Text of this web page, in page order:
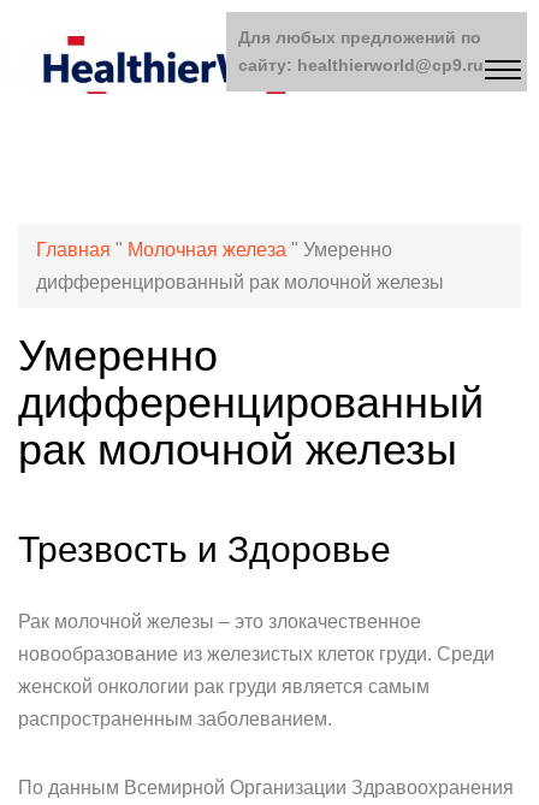
Главная " Молочная железа " Умеренно
дифференцированный рак молочной железы
Умеренно
дифференцированный
рак молочной железы
Трезвость и Здоровье
Рак молочной железы – это злокачественное
новообразование из железистых клеток груди. Среди
женской онкологии рак груди является самым
распространенным заболеванием.
По данным Всемирной Организации Здравоохранения
Для любых предложений по
сайту: healthierworld@cp9.ru